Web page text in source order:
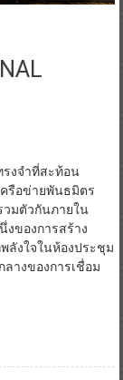
รงจำที่สะท้อน
รือข่ายพันธมิตร
วมตัวกันภายใน
งของการสร้าง
ลังใจในห้องประชุม
างของการเชื่อม